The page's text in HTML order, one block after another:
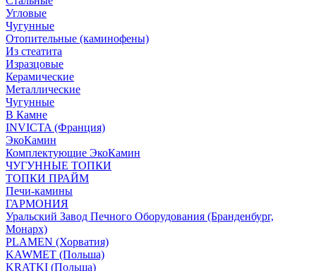
Угловые
Чугунные
Отопительные (каминофены)
Из стеатита
Изразцовые
Керамические
Металлические
Чугунные
В Камне
INVICTA (Франция)
ЭкоКамин
Комплектующие ЭкоКамин
ЧУГУННЫЕ ТОПКИ
ТОПКИ ПРАЙМ
Печи-камины
ГАРМОНИЯ
Уральский Завод Печного Оборудования (Бранденбург,
Монарх)
PLAMEN (Хорватия)
KAWMET (Польша)
KRATKI (Польша)